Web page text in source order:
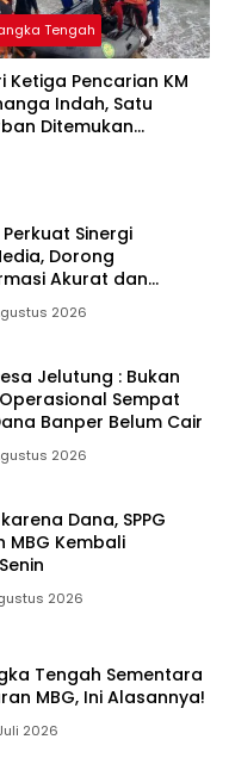
Tengah
Ketiga Pencarian KM
Indah, Satu
Ditemukan
Sinergi
Dorong
Akurat dan
2026
Jelutung : Bukan
Sempat
Banper Belum Cair
2026
Dana, SPPG
MBG Kembali
2026
Tengah Sementara
2026